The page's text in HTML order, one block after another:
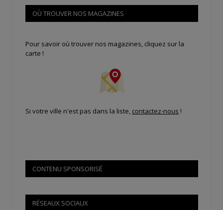
OÙ TROUVER NOS MAGAZINES
Pour savoir où trouver nos magazines, cliquez sur la
carte !
Si votre ville n'est pas dans la liste, contactez-nous !
CONTENU SPONSORISÉ
RÉSEAUX SOCIAUX